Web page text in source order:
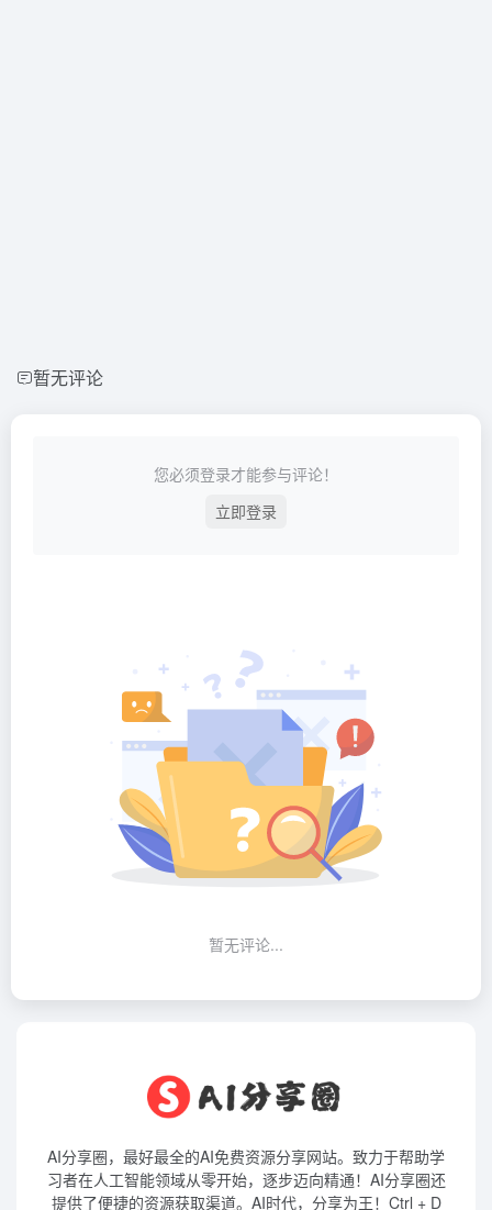
暂无评论
您必须登录才能参与评论！
立即登录
暂无评论...
AI分享圈，最好最全的AI免费资源分享网站。致力于帮助学
习者在人工智能领域从零开始，逐步迈向精通！AI分享圈还
提供了便捷的资源获取渠道。AI时代，分享为王！Ctrl + D